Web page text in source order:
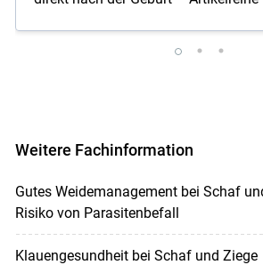
Weitere Fachinformation
Gutes Weidemanagement bei Schaf
Risiko von Parasitenbefall
Klauengesundheit bei Schaf und Ziege